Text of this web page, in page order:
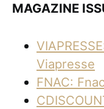
MAGAZINE
Viapresse
FNAC: